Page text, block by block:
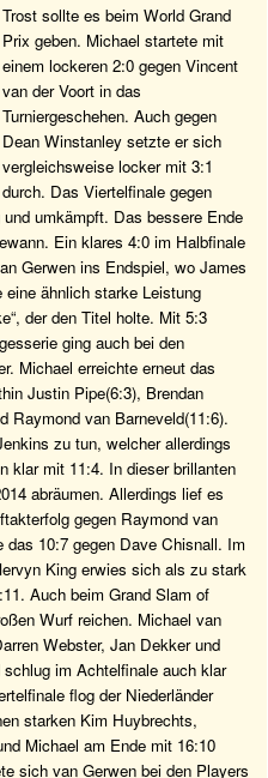
Trost sollte es beim World Grand
Prix geben. Michael startete mit
einem lockeren 2:0 gegen Vincent
van der Voort in das
Turniergeschehen. Auch gegen
Dean Winstanley setzte er sich
vergleichsweise locker mit 3:1
durch. Das Viertelfinale gegen
umkämpft. Das bessere Ende
Ein klares 4:0 im Halbfinale
Gerwen ins Endspiel, wo James
ähnlich starke Leistung
der den Titel holte. Mit 5:3
ging auch bei den
Michael erreichte erneut das
Justin Pipe(6:3), Brendan
Raymond van Barneveld(11:6).
zu tun, welcher allerdings
klar mit 11:4. In dieser brillanten
abräumen. Allerdings lief es
gegen Raymond van
das 10:7 gegen Dave Chisnall. Im
King erwies sich als zu stark
Auch beim Grand Slam of
Wurf reichen. Michael van
Webster, Jan Dekker und
im Achtelfinale auch klar
flog der Niederländer
starken Kim Huybrechts,
Michael am Ende mit 16:10
sich van Gerwen bei den Players